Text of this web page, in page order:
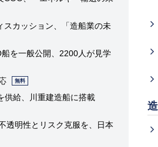
スカッション、「造船業の未
を一般公開、2200人が見学
無料
供給、川重建造船に搭載
透明性とリスク克服を、日本